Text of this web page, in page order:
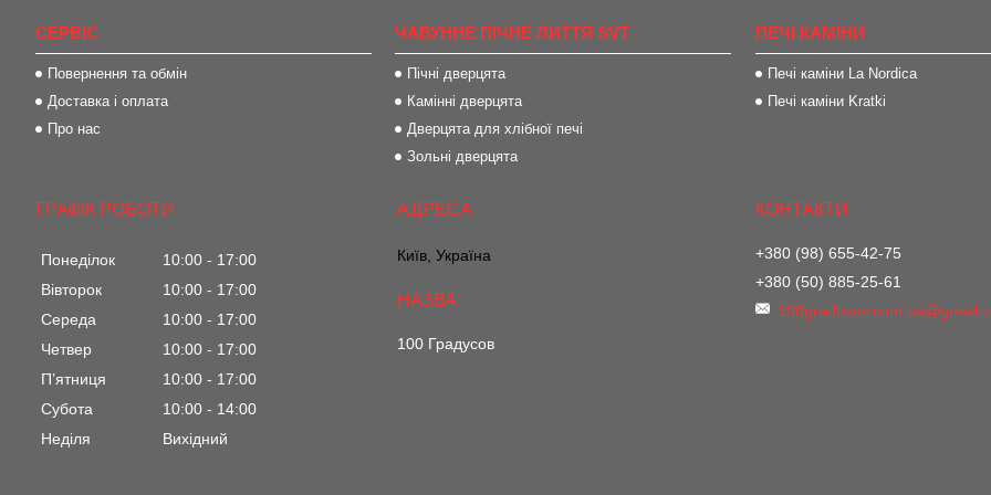
СЕРВІС
Повернення та обмін
Доставка і оплата
Про нас
ЧАВУННЕ ПІЧНЕ ЛИТТЯ SVT
Пічні дверцята
Камінні дверцята
Дверцята для хлібної печі
Зольні дверцята
ПЕЧІ КАМІНИ
Печі каміни La Nordica
Печі каміни Kratki
ГРАФІК РОБОТИ
Понеділок 10:00
17:00
Вівторок
10:00
17:00
Середа
10:00
17:00
Четвер
10:00
17:00
Пʼятниця
10:00
17:00
Субота
10:00
14:00
Неділя
Вихідний
Київ, Україна
100 Градусов
+380 (98) 655-42-75
+380 (50) 885-25-61